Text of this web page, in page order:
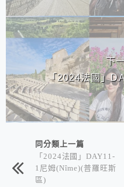
下
「2024法國」
同分類上一篇
「2024法國」DAY11-
1尼姆(Nîme)(普羅旺斯
區)